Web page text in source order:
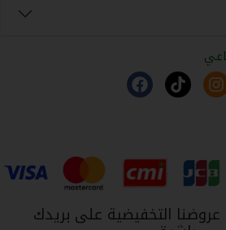
التخفيضية على بريدك